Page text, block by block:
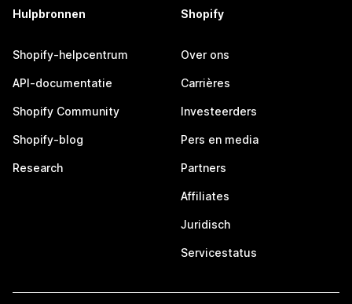
Hulpbronnen
Shopify-helpcentrum
API-documentatie
Shopify Community
Shopify-blog
Research
Shopify
Over ons
Carrières
Investeerders
Pers en media
Partners
Affiliates
Juridisch
Servicestatus